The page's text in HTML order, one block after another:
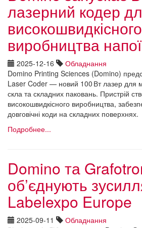
лазерний кодер
високошвидкісного
виробництва
2025-12-16
Обладнання
Domino Printing Sciences (Domino)
Laser Coder — новий 100 Вт лазер для
скла та складних паковань. Пристрій
високошвидкісного виробництва,
довговічні коди на складних поверхнях.
Подробнее...
Domino та
об’єднують
Labelexpo Europe
2025-09-11
Обладнання